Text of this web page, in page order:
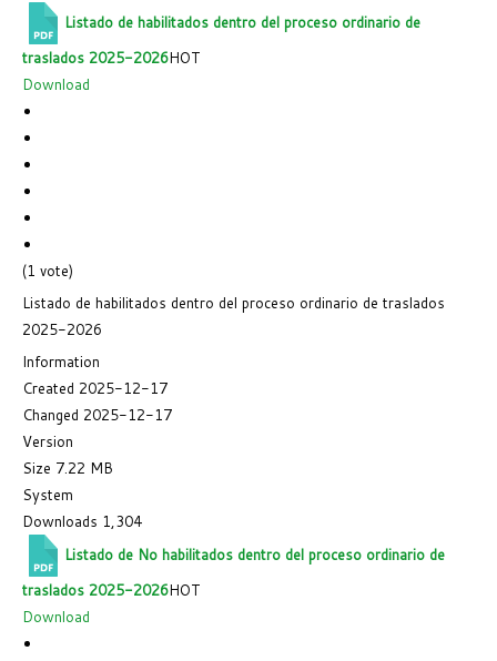
Listado de habilitados dentro del proceso ordinario de
traslados 2025-2026HOT
Download
(1 vote)
Listado de habilitados dentro del proceso ordinario de traslados
2025-2026
Information
Created 2025-12-17
Changed 2025-12-17
Version
Size 7.22 MB
System
Downloads 1,304
Listado de No habilitados dentro del proceso ordinario de
traslados 2025-2026HOT
Download